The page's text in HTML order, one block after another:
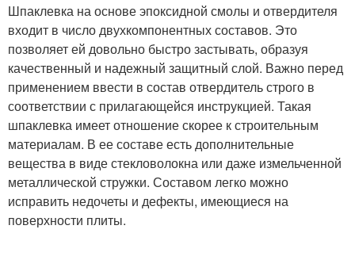
Шпаклевка на основе эпоксидной смолы и отвердителя
входит в число двухкомпонентных составов. Это
позволяет ей довольно быстро застывать, образуя
качественный и надежный защитный слой. Важно перед
применением ввести в состав отвердитель строго в
соответствии с прилагающейся инструкцией. Такая
шпаклевка имеет отношение скорее к строительным
материалам. В ее составе есть дополнительные
вещества в виде стекловолокна или даже измельченной
металлической стружки. Составом легко можно
исправить недочеты и дефекты, имеющиеся на
поверхности плиты.